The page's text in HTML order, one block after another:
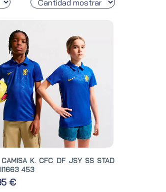
CAMISA K. CFC DF JSY SS STAD
453
€